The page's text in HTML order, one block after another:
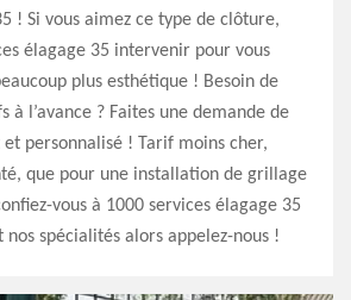
! Si vous aimez ce type de clôture,
élagage 35 intervenir pour vous
plus esthétique ! Besoin de
à l’avance ? Faites une demande de
et personnalisé ! Tarif moins cher,
que pour une installation de grillage
vous à 1000 services élagage 35
nos spécialités alors appelez-nous !